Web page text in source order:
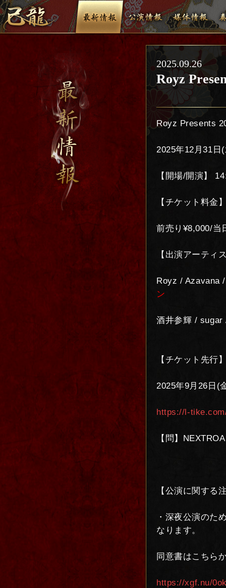
2025.09.26
Royz
Royz Presents
2025年12月31日
【開場/開演】
【チケット料金
前売り¥8,000/当
【出演アーティ
Royz / Azavana
ン
酒井参輝 / sugar
【チケット先行
2025年9月26日(
https://l-
【問】
【公演に関する
・深夜公演のた
なります。
同意書はこちら
https://xgf.nu/